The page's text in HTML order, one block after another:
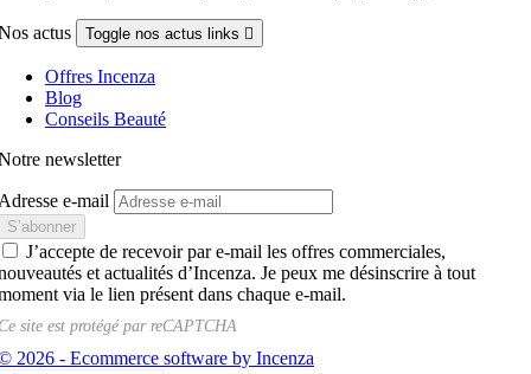
actus Toggle nos actus links 
Offres Incenza
Blog
Conseils Beauté
newsletter
e-mail
J’accepte de recevoir par e-mail les offres commerciales,
et actualités d’Incenza. Je peux me désinscrire à tout
via le lien présent dans chaque e-mail.
site est protégé parreCAPTCHA
2026 - Ecommerce software by Incenza